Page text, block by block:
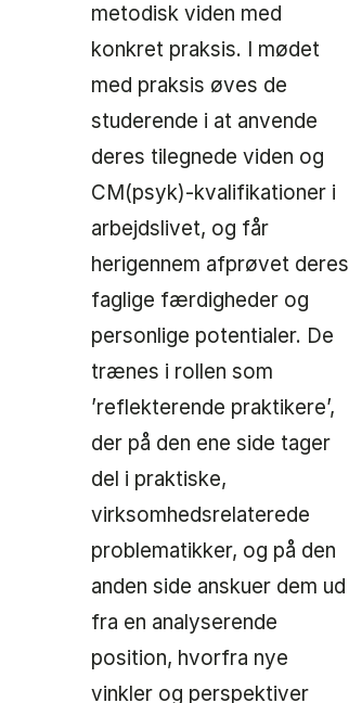
metodisk viden med
konkret praksis. I mødet
med praksis øves de
studerende i at anvende
deres tilegnede viden og
CM(psyk)-kvalifikationer i
arbejdslivet, og får
herigennem afprøvet deres
faglige færdigheder og
personlige potentialer. De
trænes i rollen som
’reflekterende praktikere’,
der på den ene side tager
del i praktiske,
virksomhedsrelaterede
problematikker, og på den
anden side anskuer dem ud
fra en analyserende
position, hvorfra nye
vinkler og perspektiver